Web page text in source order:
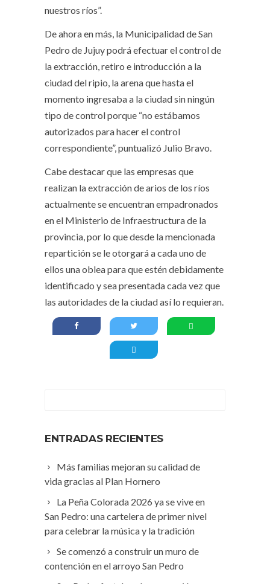
nuestros ríos”.
De ahora en más, la Municipalidad de San
Pedro de Jujuy podrá efectuar el control de
la extracción, retiro e introducción a la
ciudad del ripio, la arena que hasta el
momento ingresaba a la ciudad sin ningún
tipo de control porque “no estábamos
autorizados para hacer el control
correspondiente”, puntualizó Julio Bravo.
Cabe destacar que las empresas que
realizan la extracción de arios de los ríos
actualmente se encuentran empadronados
en el Ministerio de Infraestructura de la
provincia, por lo que desde la mencionada
repartición se le otorgará a cada uno de
ellos una oblea para que estén debidamente
identificado y sea presentada cada vez que
las autoridades de la ciudad así lo requieran.
ENTRADAS RECIENTES
Más familias mejoran su calidad de
vida gracias al Plan Hornero
La Peña Colorada 2026 ya se vive en
San Pedro: una cartelera de primer nivel
para celebrar la música y la tradición
Se comenzó a construir un muro de
contención en el arroyo San Pedro